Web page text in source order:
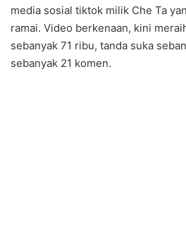
media sosial tiktok milik Che Ta
ramai. Video berkenaan, kini
sebanyak 71 ribu, tanda suka
sebanyak 21 komen.